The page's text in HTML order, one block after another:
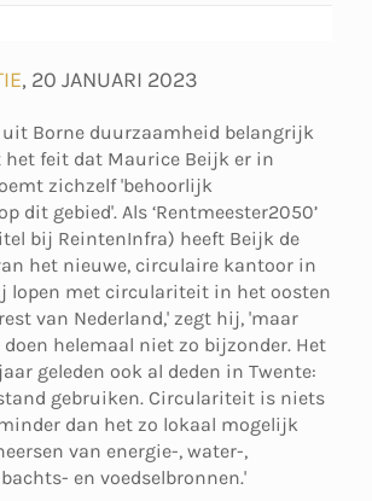
, 20 JANUARI 2023
Borne duurzaamheid belangrijk
feit dat Maurice Beijk er in
zichzelf 'behoorlijk
dit gebied'. Als ‘Rentmeester2050’
bij ReintenInfra) heeft Beijk de
het nieuwe, circulaire kantoor in
lopen met circulariteit in het oosten
van Nederland,' zegt hij, 'maar
helemaal niet zo bijzonder. Het
geleden ook al deden in Twente:
gebruiken. Circulariteit is niets
dan het zo lokaal mogelijk
van energie-, water-,
en voedselbronnen.'